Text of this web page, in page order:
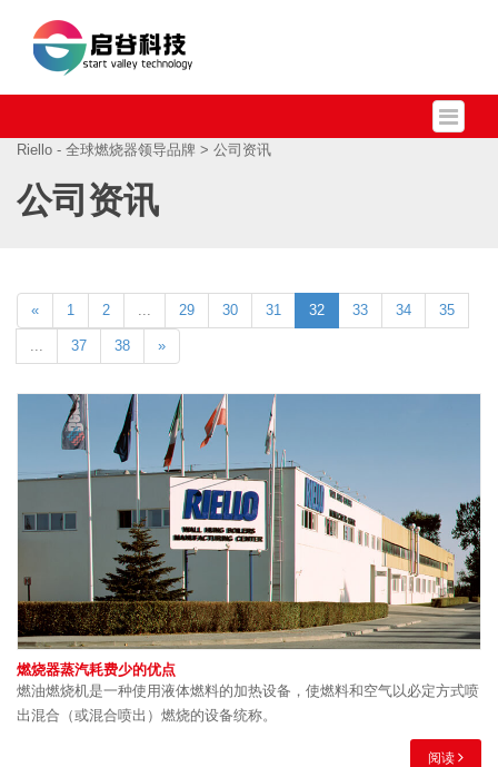
Riello - 全球燃烧器领导品牌 > 公司资讯
公司资讯
« 1 2 ... 29 30 31 32 33 34 35
... 37 38 »
燃烧器蒸汽耗费少的优点
燃油燃烧机是一种使用液体燃料的加热设备，使燃料和空气以必定方式喷
出混合（或混合喷出）燃烧的设备统称。
阅读